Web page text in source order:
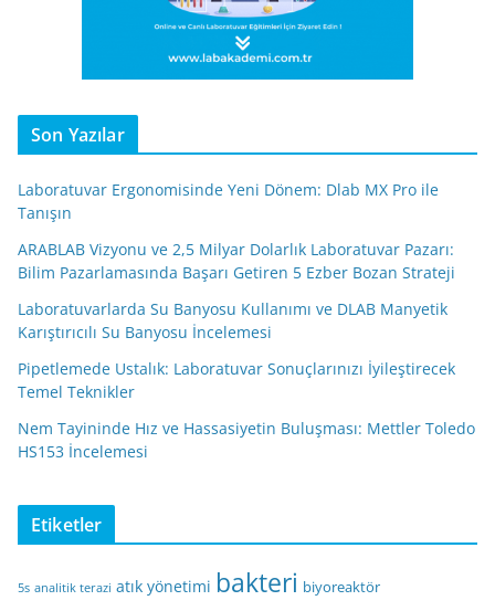
Son Yazılar
Laboratuvar Ergonomisinde Yeni Dönem: Dlab MX Pro ile
Tanışın
ARABLAB Vizyonu ve 2,5 Milyar Dolarlık Laboratuvar Pazarı:
Bilim Pazarlamasında Başarı Getiren 5 Ezber Bozan Strateji
Laboratuvarlarda Su Banyosu Kullanımı ve DLAB Manyetik
Karıştırıcılı Su Banyosu İncelemesi
Pipetlemede Ustalık: Laboratuvar Sonuçlarınızı İyileştirecek
Temel Teknikler
Nem Tayininde Hız ve Hassasiyetin Buluşması: Mettler Toledo
HS153 İncelemesi
Etiketler
5s analitik terazi atık yönetimi bakteri biyoreaktör